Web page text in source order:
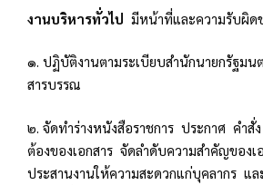
งานบริหารทั่วไป มีหน้าที่และความรับผิ
๑. ปฏิบัติงานตามระเบียบสำนักนายกรัฐมน
สารบรรณ
๒. จัดทำร่างหนังสือราชการ ประกาศ คำสั่
ต้องของเอกสาร จัดลำดับความสำคัญของเ
ประสานงานให้ความสะดวกแก่บุคลากร แ